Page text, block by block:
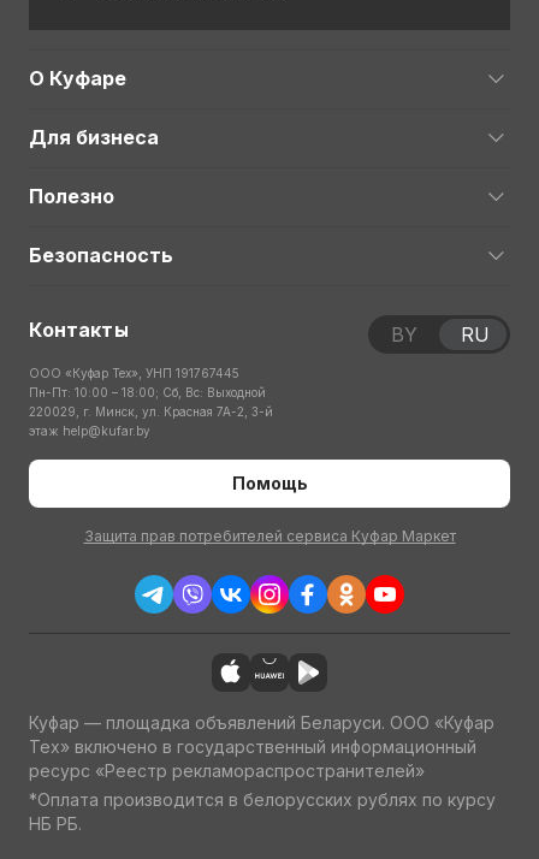
О Куфаре
Для бизнеса
Полезно
Безопасность
Контакты
ООО «Куфар Тех», УНП 191767445
Пн-Пт: 10:00 – 18:00; Сб, Вс: Выходной
220029, г. Минск, ул. Красная 7А-2, 3-й
этаж help@kufar.by
Помощь
Защита прав потребителей сервиса Куфар Маркет
BY RU
Куфар — площадка объявлений Беларуси. ООО «Куфар
Тех» включено в государственный информационный
ресурс «Реестр рекламораспространителей»
*Оплата производится в белорусских рублях по курсу
НБ РБ.